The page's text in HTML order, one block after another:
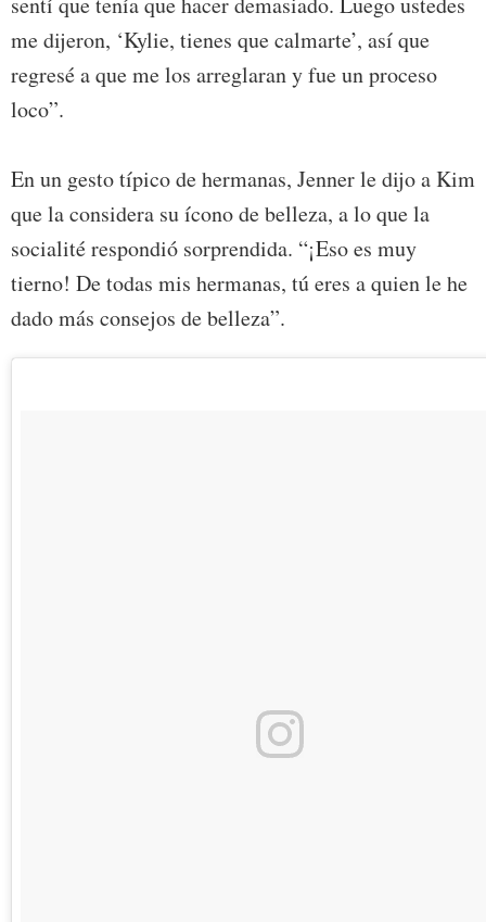
me dijeron, ‘Kylie, tienes que calmarte’, así que
regresé a que me los arreglaran y fue un proceso
loco”.
En un gesto típico de hermanas, Jenner le dijo a Kim
que la considera su ícono de belleza, a lo que la
socialité respondió sorprendida. “¡Eso es muy
tierno! De todas mis hermanas, tú eres a quien le he
dado más consejos de belleza”.